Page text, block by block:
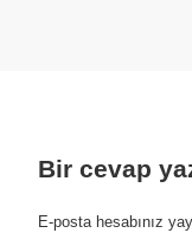
Bir cevap
E-posta hesabınız